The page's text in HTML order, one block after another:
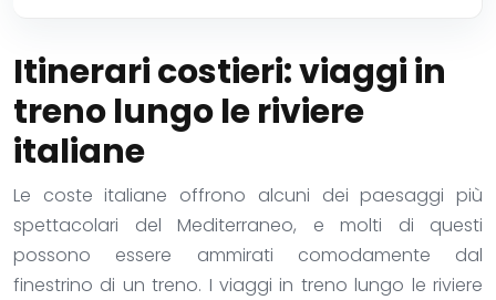
Itinerari costieri: viaggi in
treno lungo le riviere
italiane
Le coste italiane offrono alcuni dei paesaggi più
spettacolari del Mediterraneo, e molti di questi
possono essere ammirati comodamente dal
finestrino di un treno. I viaggi in treno lungo le riviere